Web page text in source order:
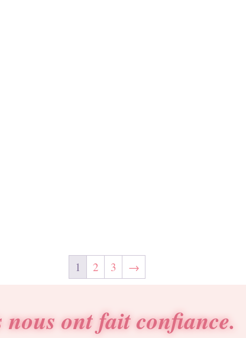
1 2 3 →
nous ont fait confiance.